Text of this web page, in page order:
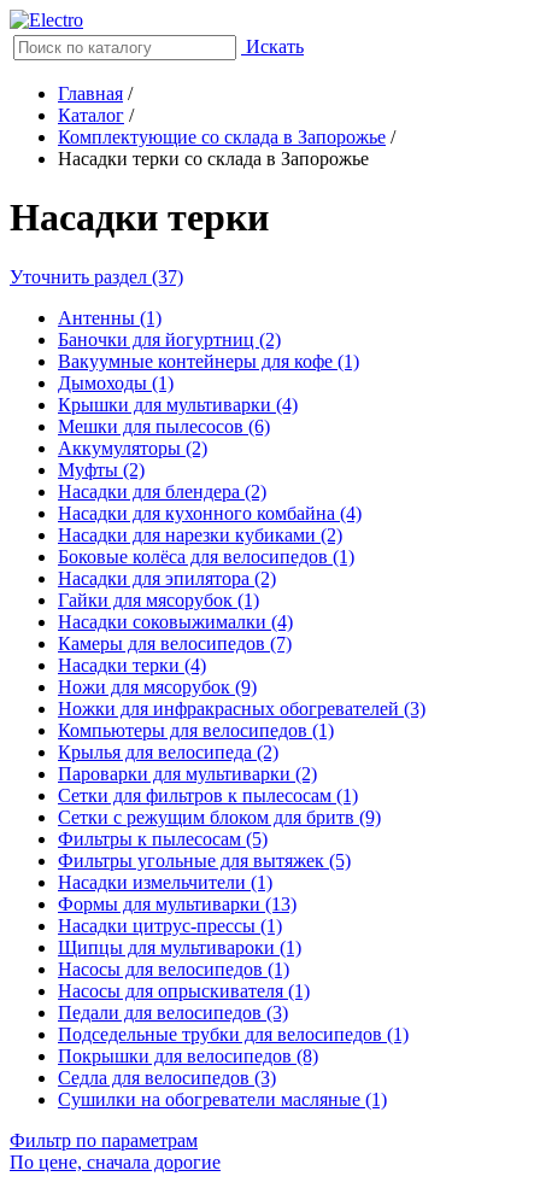
Искать
Главная /
Каталог /
Комплектующие со склада в Запорожье /
Насадки терки со склада в Запорожье
Насадки терки
Уточнить раздел (37)
Антенны (1)
Баночки для йогуртниц (2)
Вакуумные контейнеры для кофе (1)
Дымоходы (1)
Крышки для мультиварки (4)
Мешки для пылесосов (6)
Аккумуляторы (2)
Муфты (2)
Насадки для блендера (2)
Насадки для кухонного комбайна (4)
Насадки для нарезки кубиками (2)
Боковые колёса для велосипедов (1)
Насадки для эпилятора (2)
Гайки для мясорубок (1)
Насадки соковыжималки (4)
Камеры для велосипедов (7)
Насадки терки (4)
Ножи для мясорубок (9)
Ножки для инфракрасных обогревателей (3)
Компьютеры для велосипедов (1)
Крылья для велосипеда (2)
Пароварки для мультиварки (2)
Сетки для фильтров к пылесосам (1)
Сетки с режущим блоком для бритв (9)
Фильтры к пылесосам (5)
Фильтры угольные для вытяжек (5)
Насадки измельчители (1)
Формы для мультиварки (13)
Насадки цитрус-прессы (1)
Щипцы для мультивароки (1)
Насосы для велосипедов (1)
Насосы для опрыскивателя (1)
Педали для велосипедов (3)
Подседельные трубки для велосипедов (1)
Покрышки для велосипедов (8)
Седла для велосипедов (3)
Сушилки на обогреватели масляные (1)
Фильтр по параметрам
По цене, сначала дорогие